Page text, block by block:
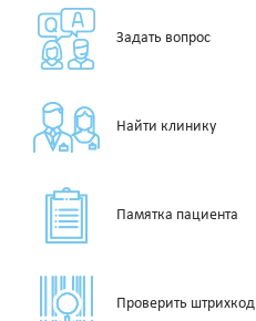
Задать вопрос
Найти клинику
Памятка пациента
Проверить штрихкод